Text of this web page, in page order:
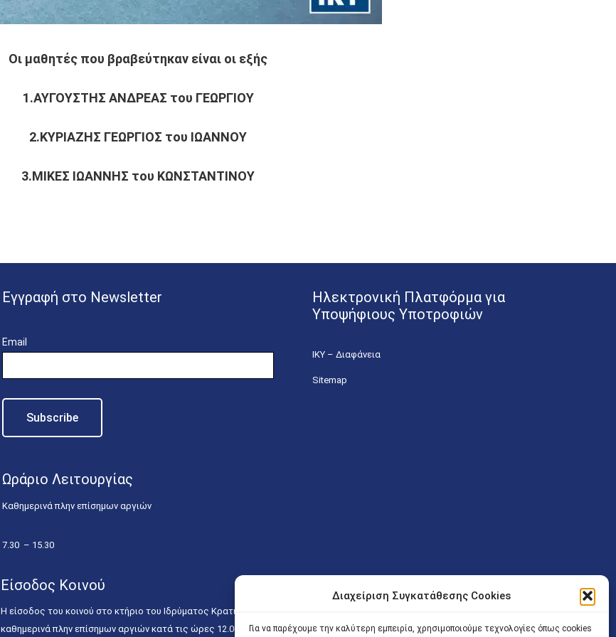
Διαχείριση Συγκατάθεσης Cookies
Για να παρέχουμε την καλύτερη εμπειρία, χρησιμοποιούμε τεχνολογίες όπως cookies
Οι μαθητές που βραβεύτηκαν είναι οι εξής
1.ΑΥΓΟΥΣΤΗΣ ΑΝΔΡΕΑΣ του ΓΕΩΡΓΙΟΥ
2.ΚΥΡΙΑΖΗΣ ΓΕΩΡΓΙΟΣ του ΙΩΑΝΝΟΥ
3.ΜΙΚΕΣ ΙΩΑΝΝΗΣ του ΚΩΝΣΤΑΝΤΙΝΟΥ
Εγγραφή στο Newsletter
Email
Ωράριο Λειτουργίας
Καθημερινά πλην επίσημων αργιών
7.30 – 15.30
Ηλεκτρονική Πλατφόρμα για
Υποψήφιους Υποτροφιών
ΙΚΥ – Διαφάνεια
Sitemap
Είσοδος Κοινού
Η είσοδος του κοινού στο κτήριο του Ιδρύματος Κρατικών Υποτροφιών (Λ. Εθνικής Αντιστάσεως 41 T.K.14234 Νέα Ιωνία), επιτρέπεται
καθημερινά πλην επίσημων αργιών κατά τις ώρες 12.00 – 15.00. Η είσοδος των Δικηγόρων στο κτήριο επιτρέπεται ελεύθερα με την